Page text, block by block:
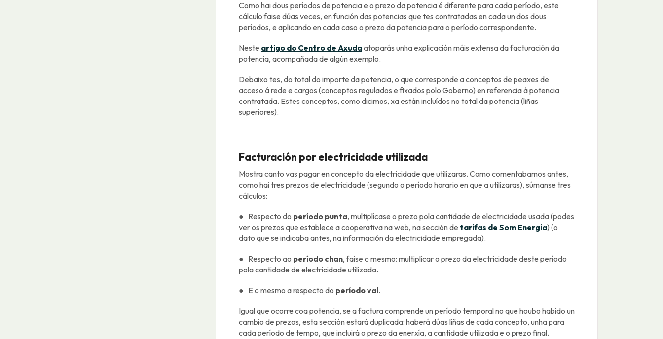
Como hai dous períodos de potencia e o prezo da potencia é diferente para cada período, este
cálculo faise dúas veces, en función das potencias que tes contratadas en cada un dos dous
períodos, e aplicando en cada caso o prezo da potencia para o período correspondente.
Neste artigo do Centro de Axudaatoparás unha explicación máis extensa da facturación da
potencia, acompañada de algún exemplo.
Debaixo tes, do total do importe da potencia, o que corresponde a conceptos de peaxes de
acceso á rede e cargos (conceptos regulados e fixados polo Goberno) en referencia á potencia
contratada. Estes conceptos, como dicimos, xa están incluídos no total da potencia (liñas
superiores).
Facturación por electricidade utilizada
Mostra canto vas pagar en concepto da electricidade que utilizaras. Como comentabamos antes,
como hai tres prezos de electricidade (segundo o período horario en que a utilizaras), súmanse tres
cálculos:
● Respecto do período punta, multiplícase o prezo pola cantidade de electricidade usada (podes
ver os prezos que establece a cooperativa na web, na sección de tarifas de Som Energia) (o
dato que se indicaba antes, na información da electricidade empregada).
● Respecto ao período chan, faise o mesmo: multiplicar o prezo da electricidade deste período
pola cantidade de electricidade utilizada.
● E o mesmo a respecto do período val.
Igual que ocorre coa potencia, se a factura comprende un período temporal no que houbo habido un
cambio de prezos, esta sección estará duplicada: haberá dúas liñas de cada concepto, unha para
cada período de tempo, que incluirá o prezo da enerxía, a cantidade utilizada e o prezo final.